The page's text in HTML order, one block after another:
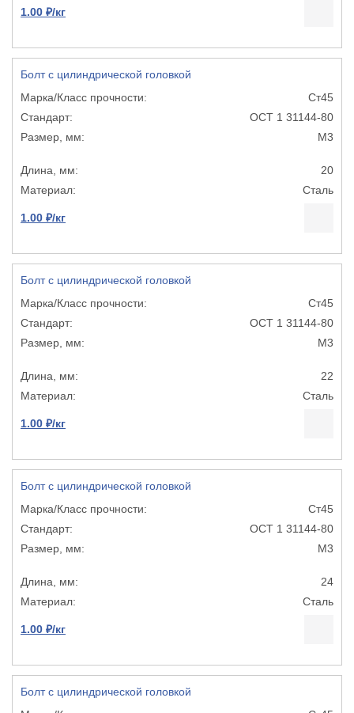
1.00 ₽/кг
Болт с цилиндрической головкой
Ст45
ОСТ 1 31144-80
М3
20
Сталь
1.00 ₽/кг
Болт с цилиндрической головкой
Ст45
ОСТ 1 31144-80
М3
22
Сталь
1.00 ₽/кг
Болт с цилиндрической головкой
Ст45
ОСТ 1 31144-80
М3
24
Сталь
1.00 ₽/кг
Болт с цилиндрической головкой